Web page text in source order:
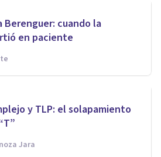
Berenguer: cuando la
en paciente
y TLP: el solapamiento
Jara